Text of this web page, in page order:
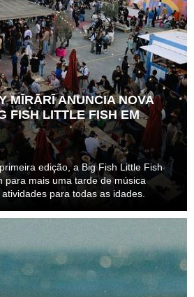
MĪRĀRĪ ANUNCIA NOVA
FISH LITTLE FISH EM
edição, a Big Fish Little Fish
para mais uma tarde de música
para todas as idades.